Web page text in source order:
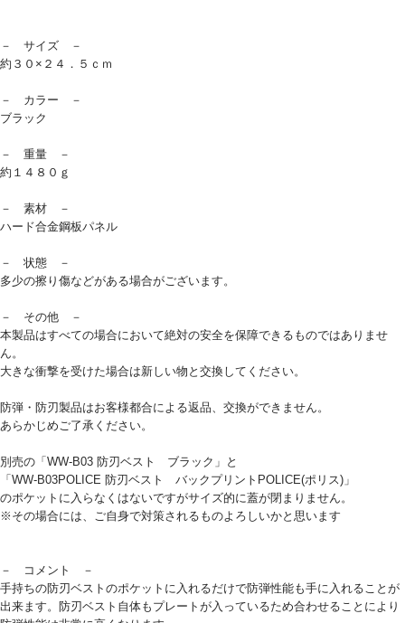
－ サイズ －
約３０×２４．５ｃｍ
－ カラー －
ブラック
－ 重量 －
約１４８０ｇ
－ 素材 －
ハード合金鋼板パネル
－ 状態 －
多少の擦り傷などがある場合がございます。
－ その他 －
本製品はすべての場合において絶対の安全を保障できるものではありませ
ん。
大きな衝撃を受けた場合は新しい物と交換してください。
防弾・防刃製品はお客様都合による返品、交換ができません。
あらかじめご了承ください。
別売の「WW-B03 防刃ベスト ブラック」と
「WW-B03POLICE 防刃ベスト バックプリントPOLICE(ポリス)」
のポケットに入らなくはないですがサイズ的に蓋が閉まりません。
※その場合には、ご自身で対策されるものよろしいかと思います
－ コメント －
手持ちの防刃ベストのポケットに入れるだけで防弾性能も手に入れることが
出来ます。防刃ベスト自体もプレートが入っているため合わせることにより